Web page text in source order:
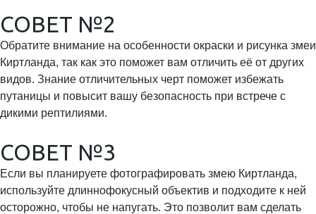
СОВЕТ №2
Обратите внимание на особенности окраски и рисунка змеи
Киртланда, так как это поможет вам отличить её от других
видов. Знание отличительных черт поможет избежать
путаницы и повысит вашу безопасность при встрече с
дикими рептилиями.
СОВЕТ №3
Если вы планируете фотографировать змею Киртланда,
используйте длиннофокусный объектив и подходите к ней
осторожно, чтобы не напугать. Это позволит вам сделать